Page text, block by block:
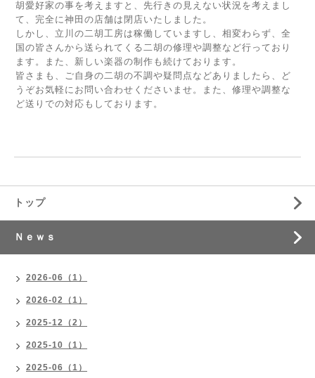
胡愛好家の事を考えますと、先行きの見えない状況を考えまし
て、完全に神田の店舗は閉店いたしました。
しかし、立川の二胡工房は稼働していますし、相変わらず、全
国の皆さんから送られてくる二胡の修理や調整など行っており
ます。また、新しい楽器の制作も続けております。
皆さまも、ご自身の二胡の不調や疑問点などありましたら、ど
うぞお気軽にお問い合わせくださいませ。また、修理や調整な
ど送りでの対応もしております。
トップ
Ｎｅｗｓ
2026-06（1）
2026-02（1）
2025-12（2）
2025-10（1）
2025-06（1）